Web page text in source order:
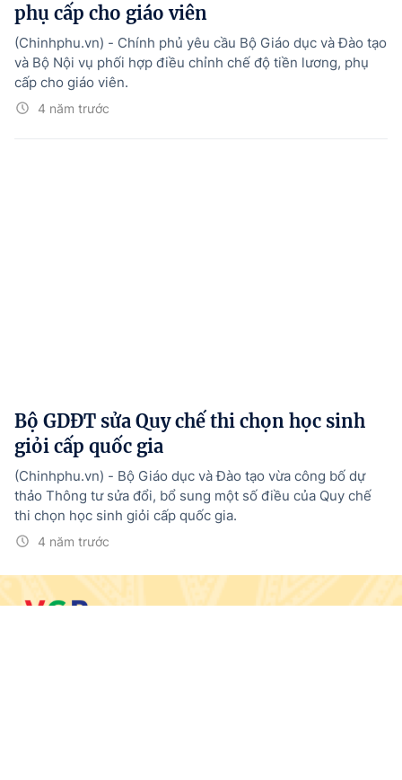
phụ cấp cho giáo viên
4 năm trước
(Chinhphu.vn) - Chính phủ yêu cầu Bộ Giáo dục và Đào tạo
và Bộ Nội vụ phối hợp điều chỉnh chế độ tiền lương, phụ
cấp cho giáo viên.
Bộ GDĐT sửa Quy chế thi chọn học sinh
giỏi cấp quốc gia
4 năm trước
(Chinhphu.vn) - Bộ Giáo dục và Đào tạo vừa công bố dự
thảo Thông tư sửa đổi, bổ sung một số điều của Quy chế
thi chọn học sinh giỏi cấp quốc gia.